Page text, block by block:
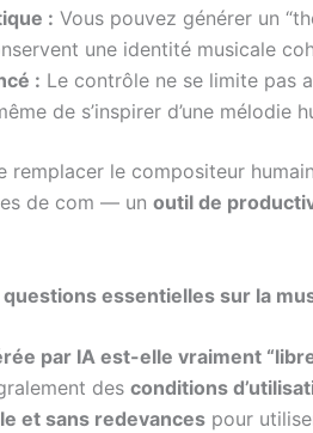
: Vous pouvez générer un
une identité musicale
: Le contrôle ne se limite pas
de s’inspirer d’une mélodie
remplacer le compositeur
de com — un outil de
questions essentielles sur la
par IA est-elle vraiment
des conditions
et sans redevances pour